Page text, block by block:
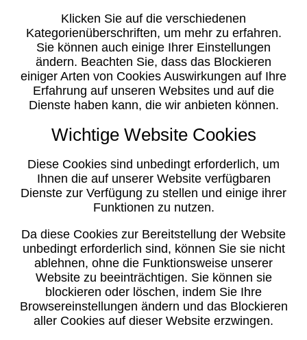
Klicken Sie auf die verschiedenen
Kategorienüberschriften, um mehr zu erfahren.
Sie können auch einige Ihrer Einstellungen
ändern. Beachten Sie, dass das Blockieren
einiger Arten von Cookies Auswirkungen auf Ihre
Erfahrung auf unseren Websites und auf die
Dienste haben kann, die wir anbieten können.
Wichtige Website Cookies
Diese Cookies sind unbedingt erforderlich, um
Ihnen die auf unserer Website verfügbaren
Dienste zur Verfügung zu stellen und einige ihrer
Funktionen zu nutzen.
Da diese Cookies zur Bereitstellung der Website
unbedingt erforderlich sind, können Sie sie nicht
ablehnen, ohne die Funktionsweise unserer
Website zu beeinträchtigen. Sie können sie
blockieren oder löschen, indem Sie Ihre
Browsereinstellungen ändern und das Blockieren
aller Cookies auf dieser Website erzwingen.